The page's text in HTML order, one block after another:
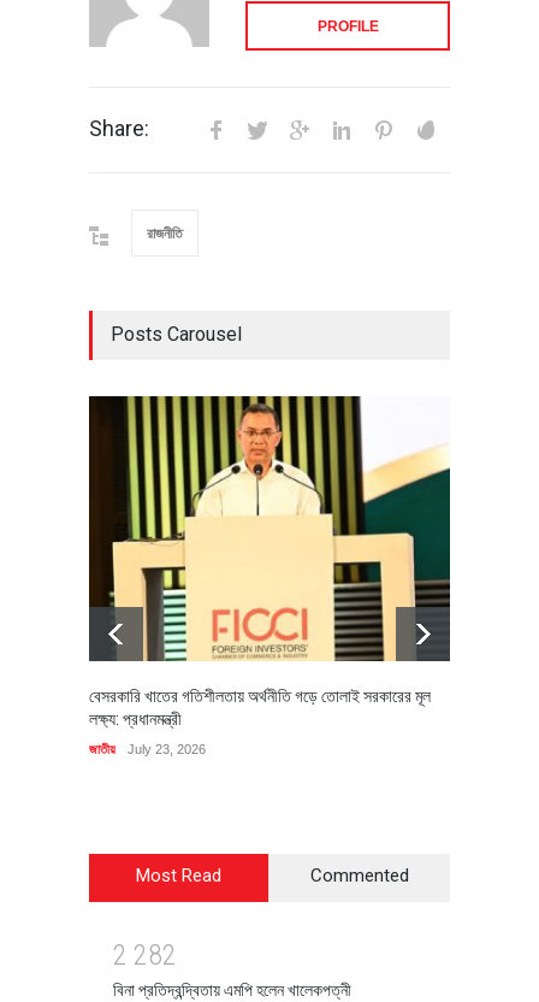
PROFILE
Share:
রাজনীতি
Posts Carousel
বেসরকারি খাতের গতিশীলতায় অর্থনীতি গড়ে তোলাই সরকারের মূল
লক্ষ্য: প্রধানমন্ত্রী
জাতীয় July 23, 2026
Most Read Commented
2 282
বিনা প্রতিদ্বন্দ্বিতায় এমপি হলেন খালেকপত্নী